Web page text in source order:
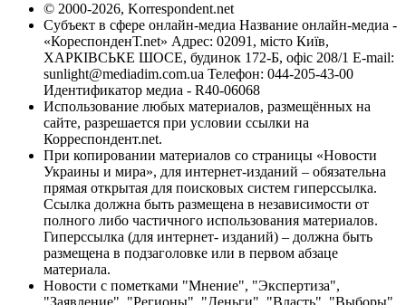
© 2000-2026, Korrespondent.net
Субъект в сфере онлайн-медиа Название онлайн-медиа -
«КореспонденТ.net» Адрес: 02091, місто Київ,
ХАРКІВСЬКЕ ШОСЕ, будинок 172-Б, офіс 208/1 E-mail:
sunlight@mediadim.com.ua Телефон: 044-205-43-00
Идентификатор медиа - R40-06068
Использование любых материалов, размещённых на
сайте, разрешается при условии ссылки на
Корреспондент.net.
При копировании материалов со страницы «Новости
Украины и мира», для интернет-изданий – обязательна
прямая открытая для поисковых систем гиперссылка.
Ссылка должна быть размещена в независимости от
полного либо частичного использования материалов.
Гиперссылка (для интернет- изданий) – должна быть
размещена в подзаголовке или в первом абзаце
материала.
Новости с пометками "Мнение", "Экспертиза",